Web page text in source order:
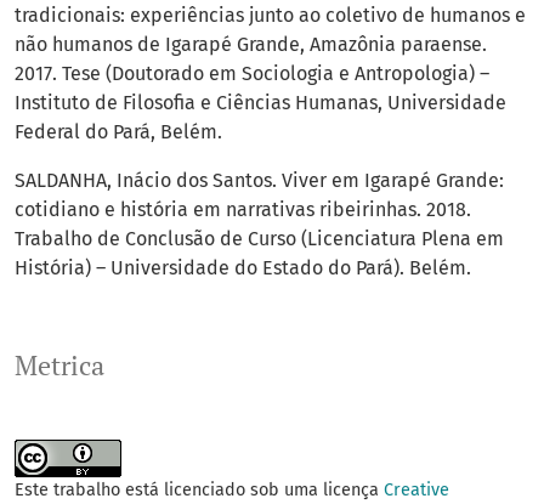
Metrica
tradicionais: experiências junto ao coletivo de humanos e
não humanos de Igarapé Grande, Amazônia paraense.
2017. Tese (Doutorado em Sociologia e Antropologia) –
Instituto de Filosofia e Ciências Humanas, Universidade
Federal do Pará, Belém.
SALDANHA, Inácio dos Santos. Viver em Igarapé Grande:
cotidiano e história em narrativas ribeirinhas. 2018.
Trabalho de Conclusão de Curso (Licenciatura Plena em
História) – Universidade do Estado do Pará). Belém.
Este trabalho está licenciado sob uma licença Creative